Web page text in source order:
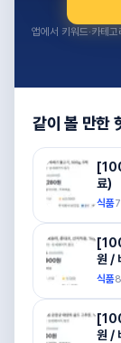
앱에서 키워드·카테
같이 볼 만한
료)
식품
원 /
식품
원 /